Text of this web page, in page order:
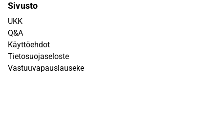
Sivusto
UKK
Q&A
Käyttöehdot
Tietosuojaseloste
Vastuuvapauslauseke